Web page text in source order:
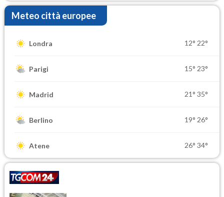
Meteo città europee
Londra 12° 22°
Parigi 15° 23°
Madrid 21° 35°
Berlino 19° 26°
Atene 26° 34°